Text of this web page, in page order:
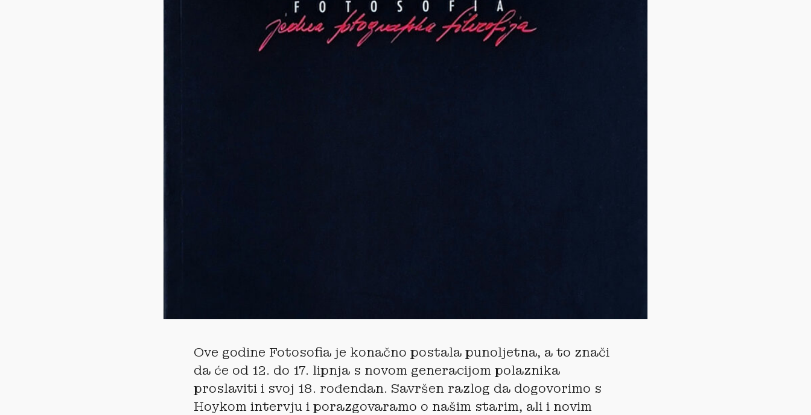
Ove godine Fotosofia je konačno postala punoljetna, a to znači
da će od 12. do 17. lipnja s novom generacijom polaznika
proslaviti i svoj 18. rođendan. Savršen razlog da dogovorimo s
Hoykom intervju i porazgovaramo o našim starim, ali i novim